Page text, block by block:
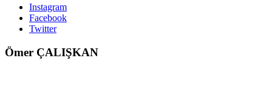
Instagram
Facebook
Twitter
Ömer ÇALIŞKAN